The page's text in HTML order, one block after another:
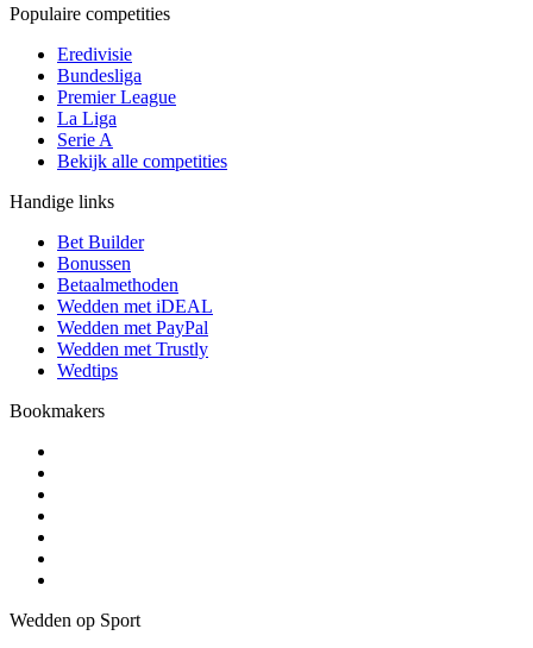
Populaire competities
Eredivisie
Bundesliga
Premier League
La Liga
Serie A
Bekijk alle competities
Handige links
Bet Builder
Bonussen
Betaalmethoden
Wedden met iDEAL
Wedden met PayPal
Wedden met Trustly
Wedtips
Bookmakers
Wedden op Sport